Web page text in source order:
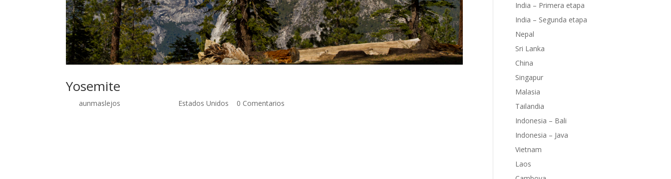
Yosemite
aunmaslejos Estados Unidos 0 Comentarios
India – Primera etapa
India – Segunda etapa
Nepal
Sri Lanka
China
Singapur
Malasia
Tailandia
Indonesia – Bali
Indonesia – Java
Vietnam
Laos